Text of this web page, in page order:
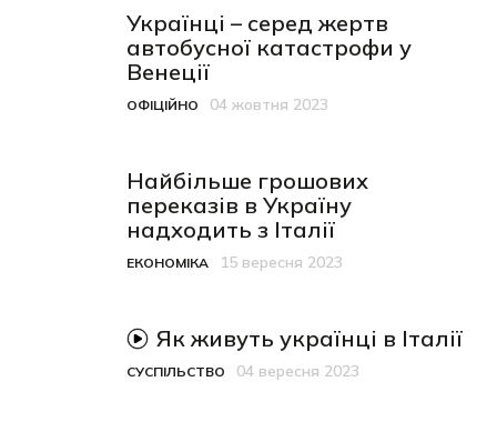
Українці – серед жертв
автобусної катастрофи у
Венеції
Категорія
ОФІЦІЙНО
Дата публікації
04 жовтня 2023
Найбільше грошових
переказів в Україну
надходить з Італії
Категорія
ЕКОНОМІКА
Дата публікації
15 вересня 2023
відео-матеріал
Як живуть українці в Італії
Категорія
СУСПІЛЬСТВО
Дата публікації04 вересня 2023